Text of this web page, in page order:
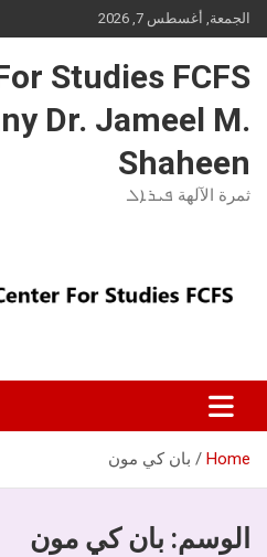
Skip
to
الجمعة, أغسطس 7, 2026
Studies FCFS
Dr. Jameel M.
Shaheen
ثمرة الآلهة ܦܝܪܐܠ
Home بان كي مون
الوسم: بان كي مون